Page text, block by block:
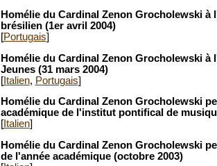
Homélie du Cardinal Zenon Grocholewski
brésilien (1er avril 2004)
[Portugais]
Homélie du Cardinal Zenon Grocholewski
Jeunes (31 mars 2004)
[Italien, Portugais]
Homélie du Cardinal Zenon Grocholewski
académique de l'institut pontifical de
[Italien]
Homélie du Cardinal Zenon Grocholewski
de l'année académique (octobre 2003)